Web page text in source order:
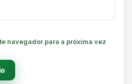
navegador para a próxima vez